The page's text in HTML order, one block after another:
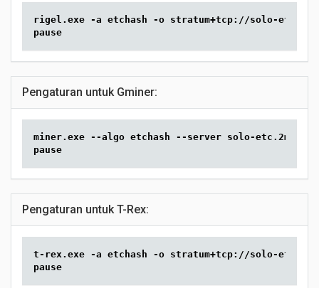
rigel.exe -a etchash -o stratum+tcp://solo-
pause
Pengaturan untuk Gminer:
miner.exe --algo etchash --server solo-
pause
Pengaturan untuk T-Rex:
t-rex.exe -a etchash -o stratum+tcp://solo-
pause